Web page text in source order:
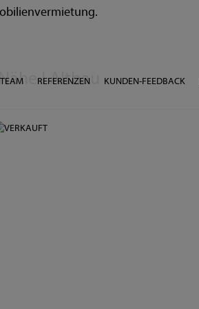
TEAM REFERENZEN KUNDEN-FEEDBACK
I Altbau